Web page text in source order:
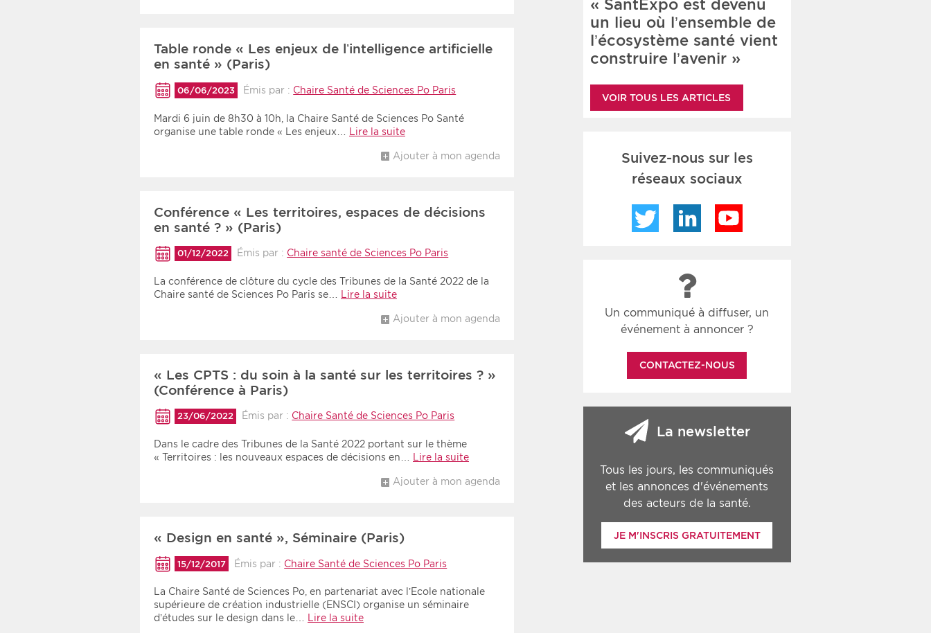
Table ronde « Les enjeux de l’intelligence artificielle
en santé » (Paris)
06/06/2023 Émis par : Chaire Santé de Sciences Po Paris
Mardi 6 juin de 8h30 à 10h, la Chaire Santé de Sciences Po Santé
organise une table ronde « Les enjeux… Lire la suite
Ajouter à mon agenda
Conférence « Les territoires, espaces de décisions
en santé ? » (Paris)
01/12/2022 Émis par : Chaire santé de Sciences Po Paris
La conférence de clôture du cycle des Tribunes de la Santé 2022 de la
Chaire santé de Sciences Po Paris se…
Lire la suite
Ajouter à mon agenda
« Les CPTS : du soin à la santé sur les territoires ? »
(Conférence à Paris)
23/06/2022 Émis par : Chaire Santé de Sciences Po Paris
Dans le cadre des Tribunes de la Santé 2022 portant sur le thème
« Territoires : les nouveaux espaces de décisions en…
Lire la suite
Ajouter à mon agenda
« Design en santé », Séminaire (Paris)
15/12/2017 Émis par : Chaire Santé de Sciences Po Paris
La Chaire Santé de Sciences Po, en partenariat avec l’Ecole nationale
supérieure de création industrielle (ENSCI) organise un séminaire
d’études sur le design dans le… Lire la suite
« SantExpo est devenu
un lieu où l’ensemble de
l’écosystème santé vient
construire l’avenir »
VOIR TOUS LES ARTICLES
Suivez-nous sur les
réseaux sociaux
Twitter LinkedIn
Un communiqué à diffuser, un
événement à annoncer ?
CONTACTEZ-NOUS
La newsletter
Tous les jours, les communiqués
et les annonces d'événements
des acteurs de la santé.
JE M'INSCRIS GRATUITEMENT